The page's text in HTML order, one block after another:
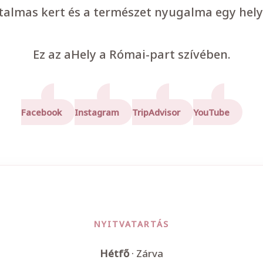
kert és a természet nyugalma egy
Ez az aHely a Római-part szívében.
Facebook Instagram TripAdvisor YouTube
NYITVATARTÁS
Hétfő· Zárva